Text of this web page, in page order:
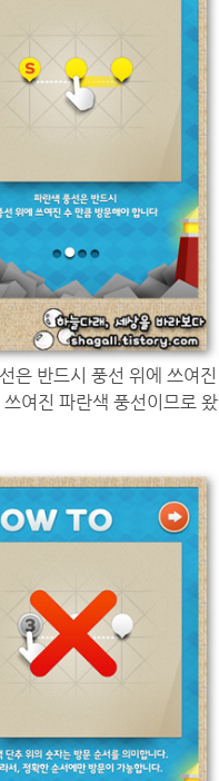
은 반드시 풍선 위에 쓰여진
여진 파란색 풍선이므로 왔